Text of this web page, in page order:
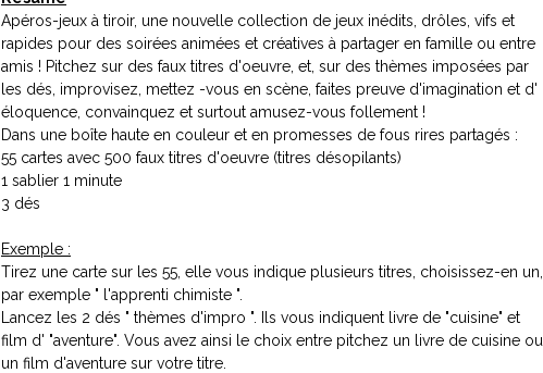
Apéros-jeux à tiroir, une nouvelle collection de jeux inédits, drôles, vifs et
rapides pour des soirées animées et créatives à partager en famille ou entre
amis ! Pitchez sur des faux titres d'oeuvre, et, sur des thèmes imposées par
les dés, improvisez, mettez -vous en scène, faites preuve d'imagination et d'
éloquence, convainquez et surtout amusez-vous follement !
Dans une boîte haute en couleur et en promesses de fous rires partagés :
55 cartes avec 500 faux titres d'oeuvre (titres désopilants)
1 sablier 1 minute
3 dés
Exemple :
Tirez une carte sur les 55, elle vous indique plusieurs titres, choisissez-en un,
par exemple " l'apprenti chimiste ".
Lancez les 2 dés " thèmes d'impro ". Ils vous indiquent livre de "cuisine" et
film d' "aventure". Vous avez ainsi le choix entre pitchez un livre de cuisine ou
un film d'aventure sur votre titre.